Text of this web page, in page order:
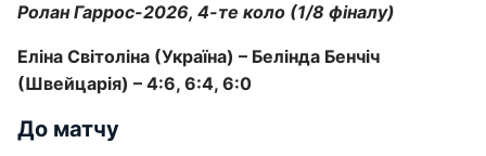
Ролан Гаррос-2026, 4-те коло (1/8 фіналу)
Еліна Світоліна (Україна) – Белінда Бенчіч
(Швейцарія) – 4:6, 6:4, 6:0
До матчу